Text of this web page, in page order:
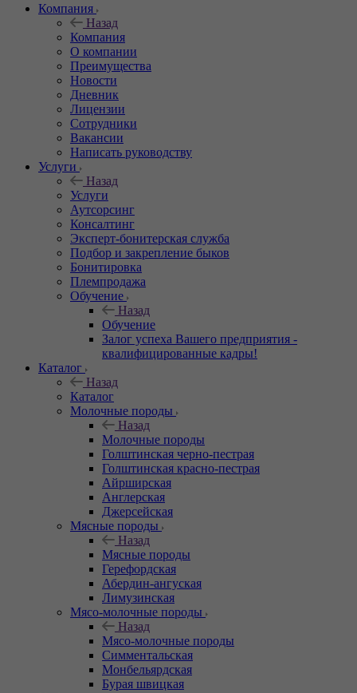
Компания
Назад
Компания
О компании
Преимущества
Новости
Дневник
Лицензии
Сотрудники
Вакансии
Написать руководству
Услуги
Назад
Услуги
Аутсорсинг
Консалтинг
Эксперт-бонитерская служба
Подбор и закрепление быков
Бонитировка
Племпродажа
Обучение
Назад
Обучение
Залог успеха Вашего предприятия -
квалифицированные кадры!
Каталог
Назад
Каталог
Молочные породы
Назад
Молочные породы
Голштинская черно-пестрая
Голштинская красно-пестрая
Айрширская
Англерская
Джерсейская
Мясные породы
Назад
Мясные породы
Герефордская
Абердин-ангуская
Лимузинская
Мясо-молочные породы
Назад
Мясо-молочные породы
Симментальская
Монбельярдская
Бурая швицкая